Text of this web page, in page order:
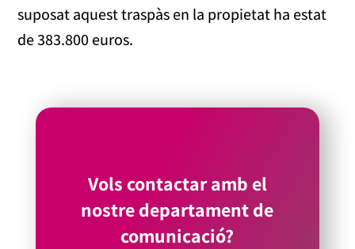
suposat aquest traspàs en la propietat ha estat
de 383.800 euros.
Vols contactar amb el
nostre departament de
comunicació?